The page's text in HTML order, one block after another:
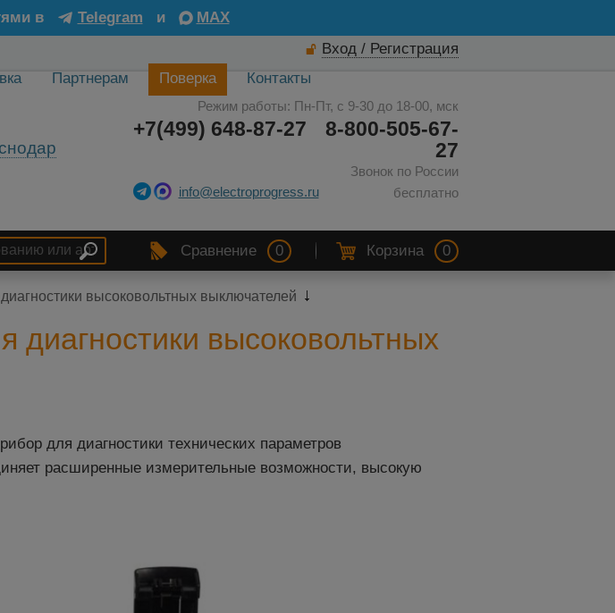
в Telegram и
MAX
Вход / Регистрация
Партнерам Поверка Контакты
Режим работы: Пн-Пт, с 9-30 до 18-00, мск
8-800-505-67-
27
Звонок по России
бесплатно
+7(499) 648-87-27
info@electroprogress.ru
Сравнение 0 Корзина 0
высоковольтных выключателей
высоковольтных
для диагностики технических параметров
расширенные измерительные возможности, высокую